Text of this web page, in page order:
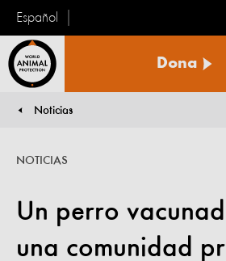
Español
Animal
Dona
Noticias
Un perro
una comunidad
NOTICIAS